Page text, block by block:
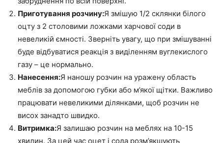
Приготування розчину:Я змішую 1/2 склянки білого
оцту з 2 столовими ложками харчової соди в
невеликій ємності. Зверніть увагу, що при змішуванні
буде відбуватися реакція з виділенням вуглекислого
газу – це нормально.
Нанесення:Я наношу розчин на уражену область
меблів за допомогою губки або м’якої щітки. Важливо
працювати невеликими ділянками, щоб розчин не
висох занадто швидко.
Витримка:Я залишаю розчин на меблях на 10-15
хвилин. За цей час оцет і сода розм’якшують